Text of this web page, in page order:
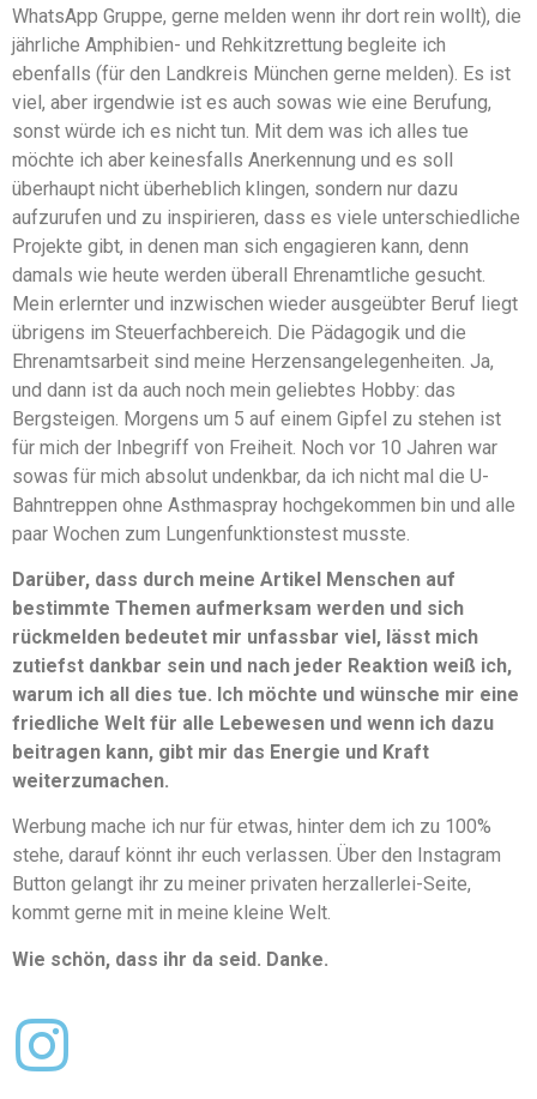
WhatsApp Gruppe, gerne melden wenn ihr dort rein wollt), die
jährliche Amphibien- und Rehkitzrettung begleite ich
ebenfalls (für den Landkreis München gerne melden). Es ist
viel, aber irgendwie ist es auch sowas wie eine Berufung,
sonst würde ich es nicht tun. Mit dem was ich alles tue
möchte ich aber keinesfalls Anerkennung und es soll
überhaupt nicht überheblich klingen, sondern nur dazu
aufzurufen und zu inspirieren, dass es viele unterschiedliche
Projekte gibt, in denen man sich engagieren kann, denn
damals wie heute werden überall Ehrenamtliche gesucht.
Mein erlernter und inzwischen wieder ausgeübter Beruf liegt
übrigens im Steuerfachbereich. Die Pädagogik und die
Ehrenamtsarbeit sind meine Herzensangelegenheiten. Ja,
und dann ist da auch noch mein geliebtes Hobby: das
Bergsteigen. Morgens um 5 auf einem Gipfel zu stehen ist
für mich der Inbegriff von Freiheit. Noch vor 10 Jahren war
sowas für mich absolut undenkbar, da ich nicht mal die U-
Bahntreppen ohne Asthmaspray hochgekommen bin und alle
paar Wochen zum Lungenfunktionstest musste.
Darüber, dass durch meine Artikel Menschen auf
bestimmte Themen aufmerksam werden und sich
rückmelden bedeutet mir unfassbar viel, lässt mich
zutiefst dankbar sein und nach jeder Reaktion weiß ich,
warum ich all dies tue. Ich möchte und wünsche mir eine
friedliche Welt für alle Lebewesen und wenn ich dazu
beitragen kann, gibt mir das Energie und Kraft
weiterzumachen.
Werbung mache ich nur für etwas, hinter dem ich zu 100%
stehe, darauf könnt ihr euch verlassen. Über den Instagram
Button gelangt ihr zu meiner privaten herzallerlei-Seite,
kommt gerne mit in meine kleine Welt.
Wie schön, dass ihr da seid. Danke.